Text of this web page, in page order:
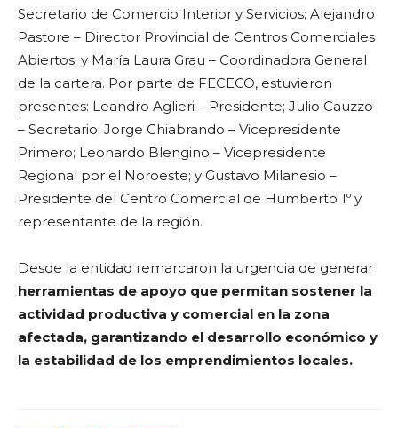
Secretario de Comercio Interior y Servicios; Alejandro
Pastore – Director Provincial de Centros Comerciales
Abiertos; y María Laura Grau – Coordinadora General
de la cartera. Por parte de FECECO, estuvieron
presentes: Leandro Aglieri – Presidente; Julio Cauzzo
– Secretario; Jorge Chiabrando – Vicepresidente
Primero; Leonardo Blengino – Vicepresidente
Regional por el Noroeste; y Gustavo Milanesio –
Presidente del Centro Comercial de Humberto 1º y
representante de la región.
Desde la entidad remarcaron la urgencia de generar
herramientas de apoyo que permitan sostener la
actividad productiva y comercial en la zona
afectada, garantizando el desarrollo económico y
la estabilidad de los emprendimientos locales.